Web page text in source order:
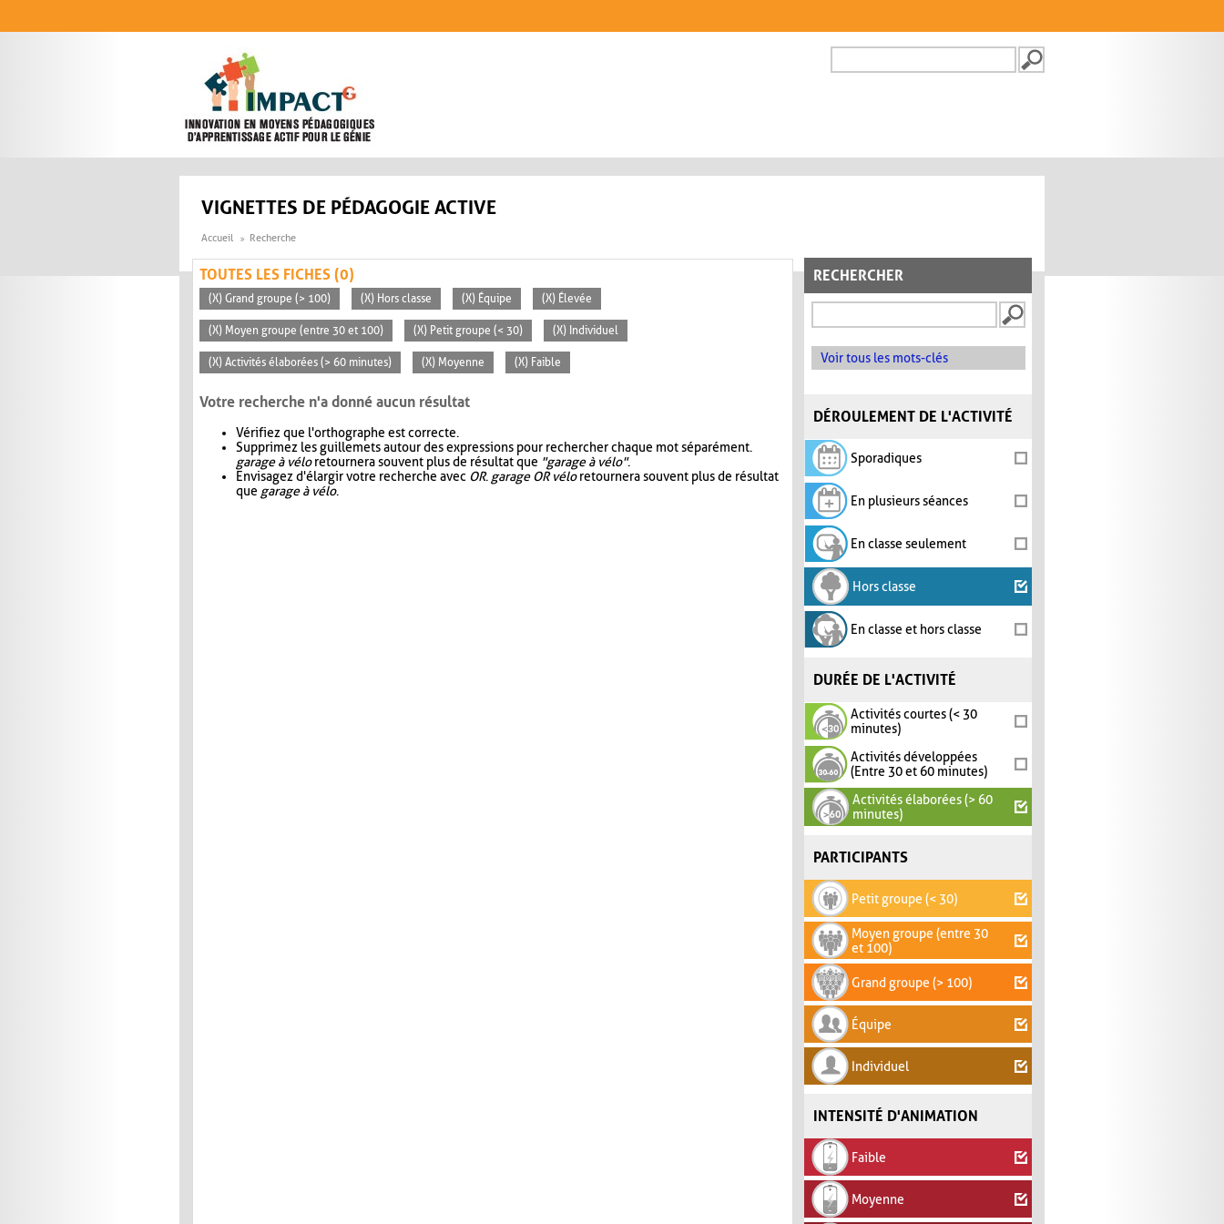
FORMULAIRE DE
VIGNETTES DE PÉDAGOGIE ACTIVE
Accueil Recherche
RECHERCHER
Voir tous les mots-clés
DÉROULEMENT DE L'ACTIVITÉ
Sporadiques
En plusieurs séances
En classe seulement
Hors classe
En classe et hors classe
DURÉE DE L'ACTIVITÉ
Activités courtes (< 30
minutes)
Activités développées
(Entre 30 et 60 minutes)
Activités élaborées (> 60
minutes)
PARTICIPANTS
Petit groupe (< 30)
Moyen groupe (entre 30
et 100)
Grand groupe (> 100)
Équipe
Individuel
INTENSITÉ D'ANIMATION
Faible
Moyenne
TOUTES LES FICHES (0)
(X) Grand groupe (> 100) (X) Hors classe (X) Équipe (X) Élevée
(X) Moyen groupe (entre 30 et 100) (X) Petit groupe (< 30) (X) Individuel
(X) Activités élaborées (> 60 minutes) (X) Moyenne (X) Faible
Votre recherche n'a donné aucun résultat
Vérifiez que l'orthographe est correcte.
Supprimez les guillemets autour des expressions pour rechercher chaque mot séparément.
garage à véloretournera souvent plus de résultat que "garage à vélo".
Envisagez d'élargir votre recherche avec OR. garage OR véloretournera souvent plus de résultat
que garage à vélo.